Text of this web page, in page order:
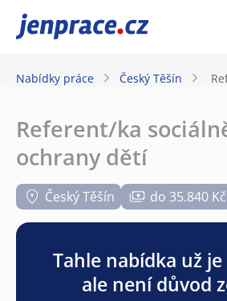
JenPráce.cz
Nabídky práce Český Těšín
Referent/ka
ochrany dětí
Český Těšín do 35.840 Kč
Tahle nabídka už je
ale není důvod